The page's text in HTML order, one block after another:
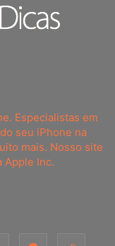
Especialistas em
seu iPhone na
mais. Nosso site
Apple Inc.